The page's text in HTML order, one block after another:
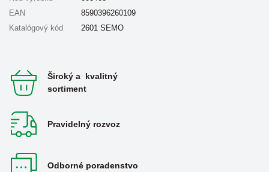
EAN
8590396260109
Katalógový kód
2601 SEMO
Široký a kvalitný
sortiment
Pravidelný rozvoz
Odborné poradenstvo